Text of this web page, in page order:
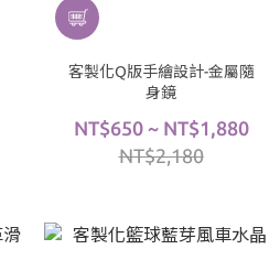
客製化Q版手繪設計-金屬隨
身鏡
NT$650 ~ NT$1,880
NT$2,180